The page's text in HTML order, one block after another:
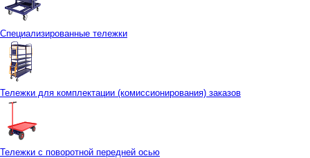
Специализированные тележки
Тележки для комплектации (комиссионирования) заказов
Тележки с поворотной передней осью